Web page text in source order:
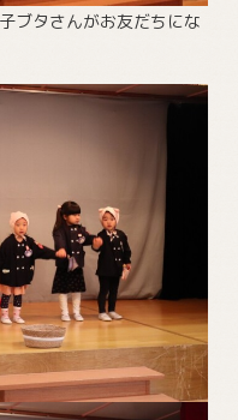
ブタさんがお友だちにな